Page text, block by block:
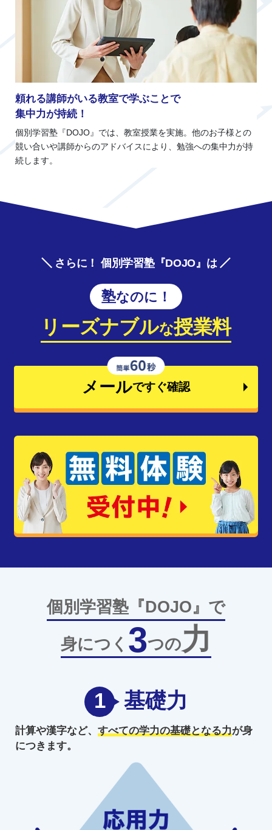
頼れる講師がいる教室で学ぶことで
集中力が持続！
個別学習塾『DOJO』では、教室授業を実施。他のお子様との
競い合いや講師からのアドバイスにより、勉強への集中力が持
続します。
さらに！ 個別学習塾『DOJO』は
塾なのに！
リーズナブルな授業料
メールですぐ確認
個別学習塾『DOJO』で
身につく 3つの力
1 基礎力
計算や漢字など、 すべての学力の基礎となる力が身
につきます。